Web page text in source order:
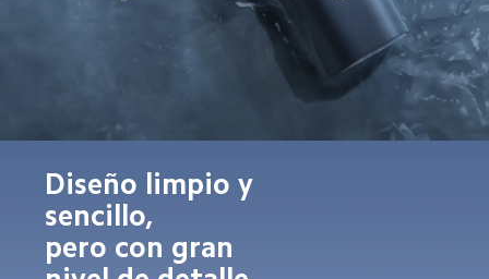
Diseño limpio y
sencillo,
pero con gran